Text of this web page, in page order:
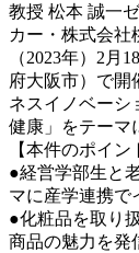
教授 松本 誠一
カー・株式会社
（2023年）2月
府大阪市）で開
ネスイノベーシ
健康」をテーマ
【本件のポイン
●経営学部生と
マに産学連携で
●化粧品を取り
商品の魅力を発